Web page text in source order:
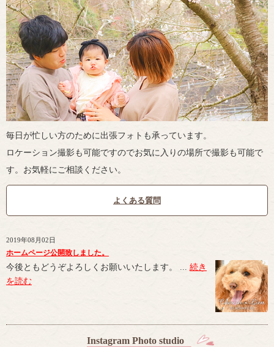
毎日が忙しい方のために出張フォトも承っています。
ロケーション撮影も可能ですのでお気に入りの場所で撮影も可能で
す。お気軽にご相談ください。
よくある質問
2019年08月02日
ホームページ公開致しました。
今後ともどうぞよろしくお願いいたします。 ... 続き
を読む
Instagram Photo studio